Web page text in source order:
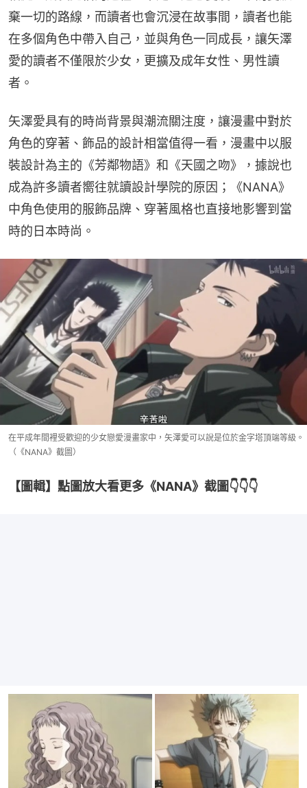
棄一切的路線，而讀者也會沉浸在故事間，讀者也能
在多個角色中帶入自己，並與角色一同成長，讓矢澤
愛的讀者不僅限於少女，更擴及成年女性、男性讀
者。
矢澤愛具有的時尚背景與潮流關注度，讓漫畫中對於
角色的穿著、飾品的設計相當值得一看，漫畫中以服
裝設計為主的《芳鄰物語》和《天國之吻》，據說也
成為許多讀者嚮往就讀設計學院的原因；《NANA》
中角色使用的服飾品牌、穿著風格也直接地影響到當
時的日本時尚。
在平成年間裡受歡迎的少女戀愛漫畫家中，矢澤愛可以說是位於金字塔頂端等級。
（《NANA》截圖）
【圖輯】點圖放大看更多《NANA》截圖👇👇👇